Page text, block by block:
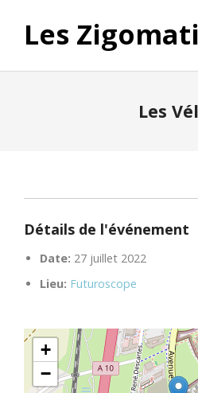
Les
Les
Détails de l'événement
Date: 27 juillet 2022
Lieu: Futuroscope
+
−